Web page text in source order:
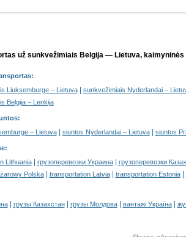
už sunkvežimiais Belgija — Lietuva,
Liuksemburge – Lietuva|
sunkvežimiais Nyderlandai –
Belgija – Lenkija
:
– Lietuva| siuntos Nyderlandai – Lietuva| siuntos
:
Lithuania| грузоперевозки Украина|
грузоперевозки
Polska| transportation Latvia| transportation Estonia|
| грузы Казахстан| грузы Молдова| вантажі Україна|